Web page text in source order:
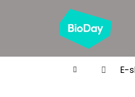
Domů E-
í
Zpět
do
Zpět
do